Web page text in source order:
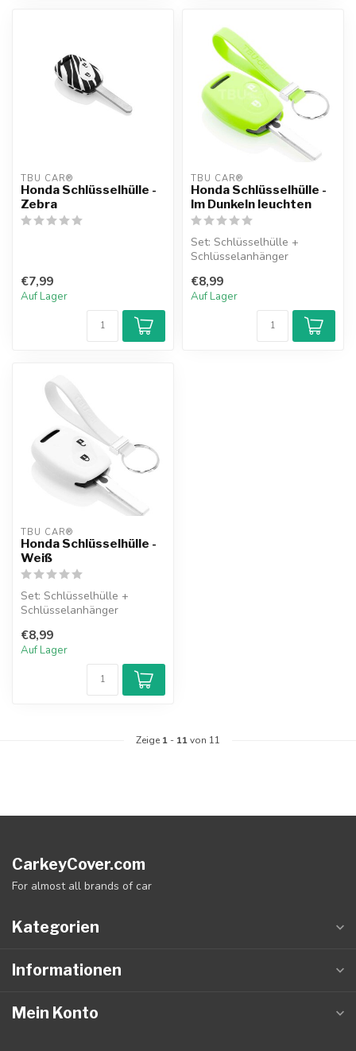
TBU CAR®
Honda Schlüsselhülle -
Zebra
€7,99
Auf Lager
TBU CAR®
Honda Schlüsselhülle -
Im Dunkeln leuchten
Set: Schlüsselhülle +
Schlüsselanhänger
€8,99
Auf Lager
TBU CAR®
Honda Schlüsselhülle -
Weiß
Set: Schlüsselhülle +
Schlüsselanhänger
€8,99
Auf Lager
Zeige 1 - 11von 11
CarkeyCover.com
For almost all brands of car
Kategorien
Informationen
Mein Konto